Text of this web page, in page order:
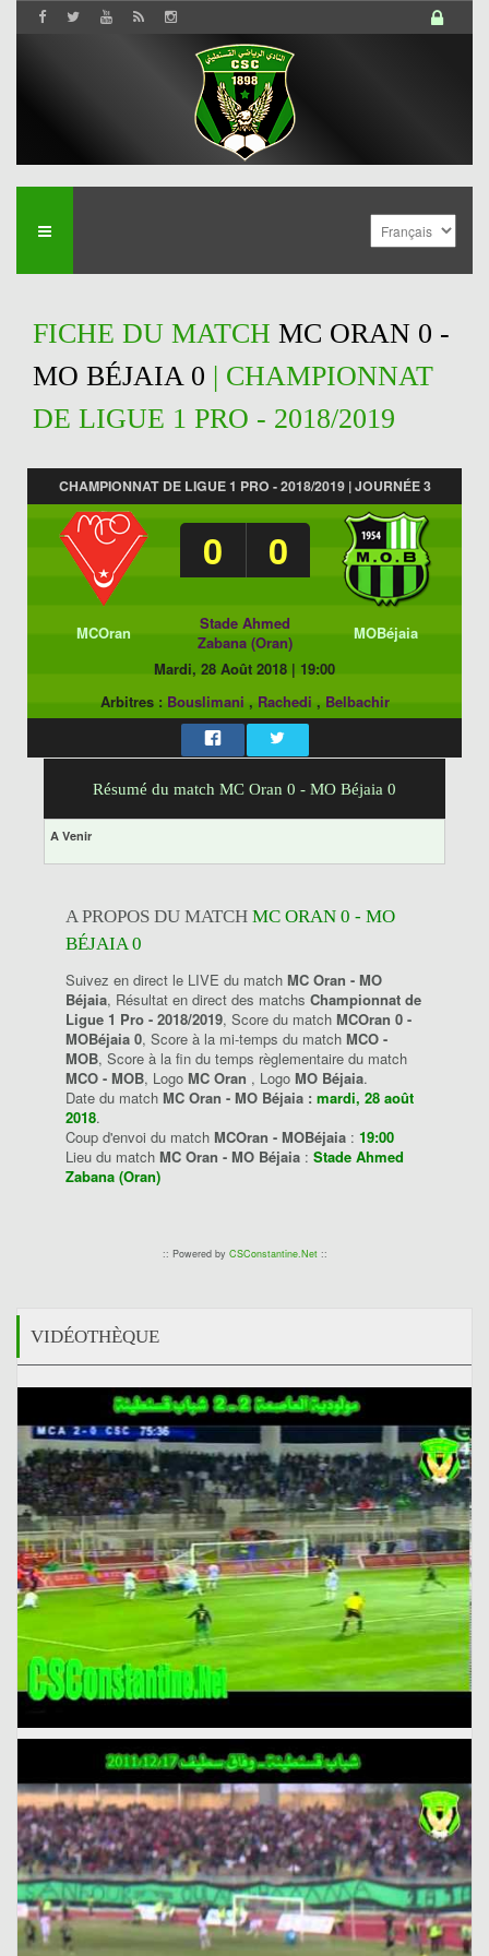
FICHE DU MATCH MC ORAN 0 -
MO BÉJAIA 0 | CHAMPIONNAT
DE LIGUE 1 PRO - 2018/2019
CHAMPIONNAT DE LIGUE 1 PRO - 2018/2019 | JOURNÉE 3
0 0
MCOran
Stade Ahmed
Zabana (Oran)
MOBéjaia
Mardi, 28 Août 2018 | 19:00
Arbitres : Bouslimani , Rachedi , Belbachir
Résumé du match MC Oran 0 - MO Béjaia 0
A Venir
A PROPOS DU MATCH MC ORAN 0 - MO
BÉJAIA 0
Suivez en direct le LIVE du match MC Oran - MO
Béjaia, Résultat en direct des matchs Championnat de
Ligue 1 Pro - 2018/2019, Score du match MCOran 0 -
MOBéjaia 0, Score à la mi-temps du match MCO -
MOB, Score à la fin du temps règlementaire du match
MCO - MOB, Logo MC Oran , Logo MO Béjaia.
Date du match MC Oran - MO Béjaia : mardi, 28 août
2018.
Coup d'envoi du match MCOran - MOBéjaia : 19:00
Lieu du match MC Oran - MO Béjaia : Stade Ahmed
Zabana (Oran)
:: Powered by CSConstantine.Net::
VIDÉOTHÈQUE